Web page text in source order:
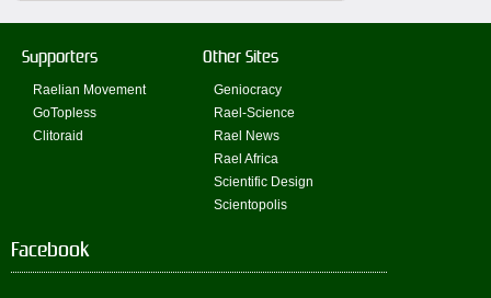
Supporters
Raelian Movement
GoTopless
Clitoraid
Other Sites
Geniocracy
Rael-Science
Rael News
Rael Africa
Scientific Design
Scientopolis
Facebook